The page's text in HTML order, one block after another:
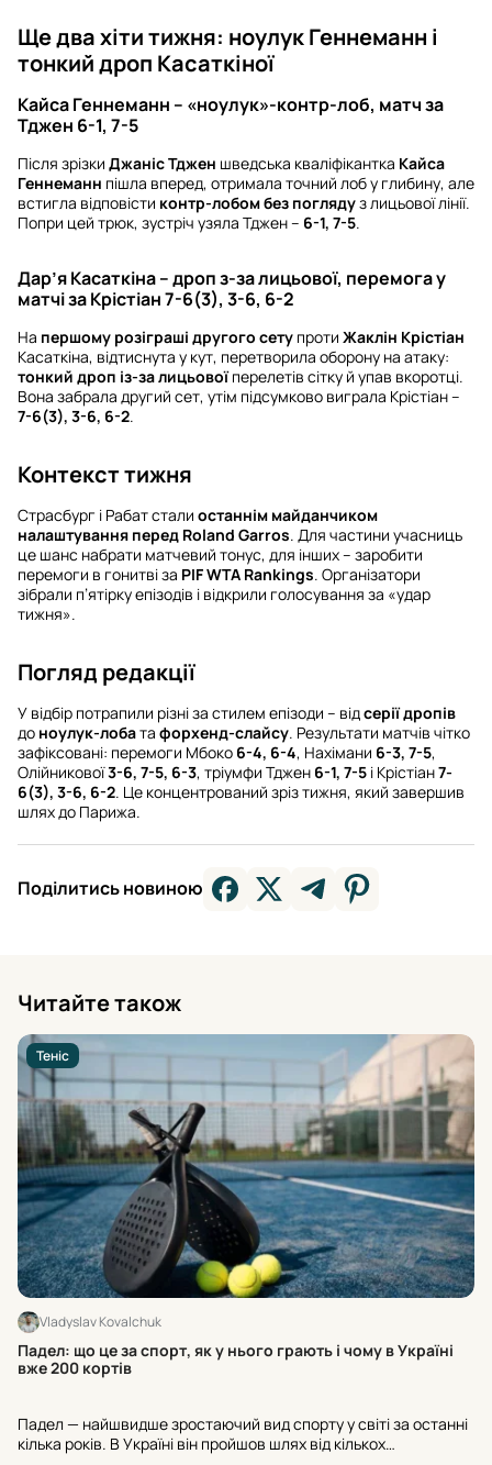
Ще два хіти тижня: ноулук Геннеманн і
тонкий дроп Касаткіної
Кайса Геннеманн – «ноулук»-контр-лоб, матч за
Тджен 6-1, 7-5
Після зрізки Джаніс Тджен шведська кваліфікантка Кайса
Геннеманн пішла вперед, отримала точний лоб у глибину, але
встигла відповісти контр-лобом без поглядуз лицьової лінії.
Попри цей трюк, зустріч узяла Тджен – 6-1, 7-5.
Дар’я Касаткіна – дроп з-за лицьової, перемога у
матчі за Крістіан 7-6(3), 3-6, 6-2
На першому розіграші другого сету проти Жаклін Крістіан
Касаткіна, відтиснута у кут, перетворила оборону на атаку:
тонкий дроп із-за лицьовоїперелетів сітку й упав вкоротці.
Вона забрала другий сет, утім підсумково виграла Крістіан –
7-6(3), 3-6, 6-2.
Контекст тижня
Страсбург і Рабат стали останнім майданчиком
налаштування перед Roland Garros. Для частини учасниць
це шанс набрати матчевий тонус, для інших – заробити
перемоги в гонитві за PIF WTA Rankings. Організатори
зібрали п’ятірку епізодів і відкрили голосування за «удар
тижня».
Погляд редакції
У відбір потрапили різні за стилем епізоди – відсерії дропів
до ноулук-лобата форхенд-слайсу. Результати матчів чітко
зафіксовані: перемоги Мбоко 6-4, 6-4, Нахімани 6-3, 7-5,
Олійникової3-6, 7-5, 6-3, тріумфи Тджен 6-1, 7-5 і Крістіан7-
6(3), 3-6, 6-2. Це концентрований зріз тижня, який завершив
шлях до Парижа.
Поділитись новиною
Читайте також
Теніс
Vladyslav Kovalchuk
Падел: що це за спорт, як у нього грають і чому в Україні
вже 200 кортів
Падел — найшвидше зростаючий вид спорту у світі за останні
кілька років. В Україні він пройшов шлях від кількох